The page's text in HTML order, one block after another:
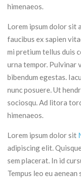
himenaeos.
Lorem ipsum dolor sit
faucibus ex sapien
mi pretium tellus duis
urna tempor. Pulvinar
bibendum egestas.
nunc posuere. Ut
sociosqu. Ad litora
himenaeos.
Lorem ipsum dolor sit
adipiscing elit.
sem placerat. In id
Tempus leo eu